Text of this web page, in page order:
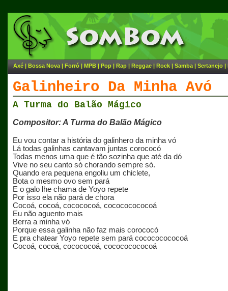
Axé | Bossa Nova | Forró | MPB | Pop | Rap | Reggae | Rock | Samba | Sertanejo |
Galinheiro Da Minha Avó
A Turma do Balão Mágico
Compositor: A Turma do Balão Mágico
Eu vou contar a história do galinhero da minha vó
Lá todas galinhas cantavam juntas corococó
Todas menos uma que é tão sozinha que até da dó
Vive no seu canto só chorando sempre só.
Quando era pequena engoliu um chiclete,
Bota o mesmo ovo sem pará
E o galo lhe chama de Yoyo repete
Por isso ela não pará de chora
Cocoá, cocoá, cocococoá, cocococococoá
Eu não aguento mais
Berra a minha vó
Porque essa galinha não faz mais corococó
E pra chatear Yoyo repete sem pará cocococococoá
Cocoá, cocoá, cocococoá, cocococococoá